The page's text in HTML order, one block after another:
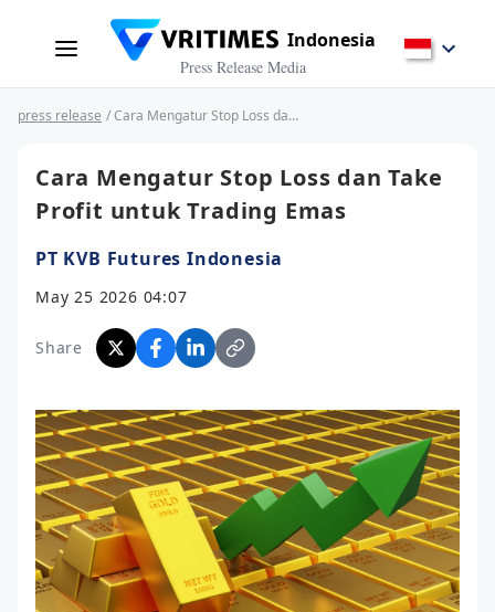
Indonesia
Press Release Media
press release / Cara Mengatur Stop Loss dan Take Profit untuk Trading Emas
Cara Mengatur Stop Loss dan Take
Profit untuk Trading Emas
PT KVB Futures Indonesia
May 25 2026 04:07
Share